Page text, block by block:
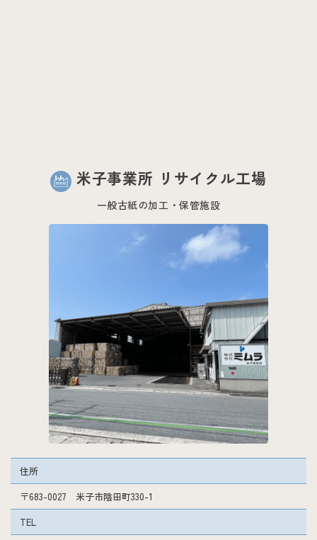
米子事業所 リサイクル工場
一般古紙の加工・保管施設
住所
〒683-0027 米子市陰田町330-1
TEL